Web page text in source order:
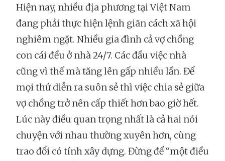
Hiện nay, nhiều địa phương tại Việt Nam
đang phải thực hiện lệnh giãn cách xã hội
nghiêm ngặt. Nhiều gia đình cả vợ chồng
con cái đều ở nhà 24/7. Các đầu việc nhà
cũng vì thế mà tăng lên gấp nhiều lần. Để
mọi thứ diễn ra suôn sẻ thì việc chia sẻ giữa
vợ chồng trở nên cấp thiết hơn bao giờ hết.
Lúc này điều quan trọng nhất là cả hai nói
chuyện với nhau thường xuyên hơn, cùng
trao đổi có tính xây dựng. Đừng để “một điều